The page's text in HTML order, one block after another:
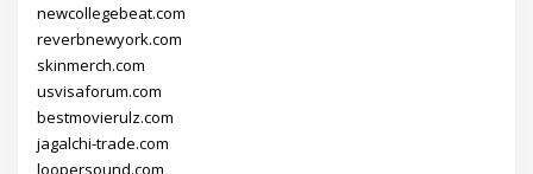
newcollegebeat.com
reverbnewyork.com
skinmerch.com
usvisaforum.com
bestmovierulz.com
jagalchi-trade.com
loopersound.com